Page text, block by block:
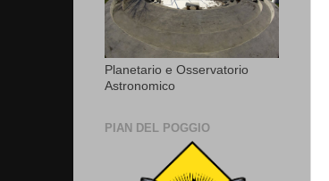
Planetario e Osservatorio
Astronomico
PIAN DEL POGGIO